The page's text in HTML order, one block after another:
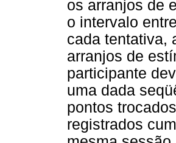
os arranjos de
o intervalo
cada tentativa,
arranjos de
participante
uma dada
pontos
registrados